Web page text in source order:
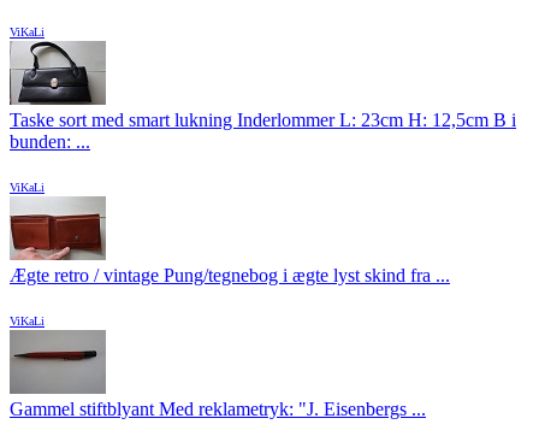
ViKaLi
Taske sort med smart lukning Inderlommer L: 23cm H: 12,5cm B i
bunden: ...
ViKaLi
Ægte retro / vintage Pung/tegnebog i ægte lyst skind fra ...
ViKaLi
Gammel stiftblyant Med reklametryk: "J. Eisenbergs ...